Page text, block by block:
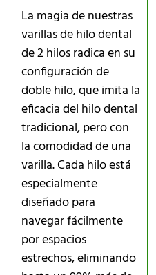
La magia de nuestras
varillas de hilo dental
de 2 hilos radica en su
configuración de
doble hilo, que imita la
eficacia del hilo dental
tradicional, pero con
la comodidad de una
varilla. Cada hilo está
especialmente
diseñado para
navegar fácilmente
por espacios
estrechos, eliminando